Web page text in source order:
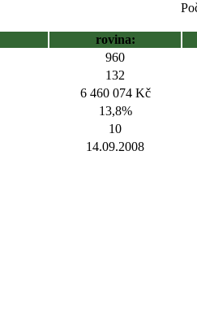
rovina:
960
132
6 460 074 Kč
13,8%
10
14.09.2008